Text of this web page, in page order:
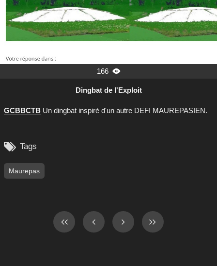
166 
Dingbat de l'Exploit
GCBBCTB Un dingbat inspiré d'un autre DEFI MAUREPASIEN.
 Tags
Maurepas